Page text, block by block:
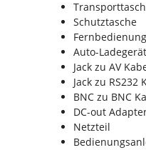
Schutztasche
Fernbedienung
Auto-Ladegerät
Jack zu AV
Jack zu RS232
BNC zu BNC
DC-out
Netzteil